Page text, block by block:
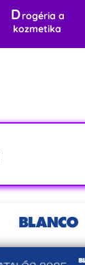
Drogéria a
kozmetika